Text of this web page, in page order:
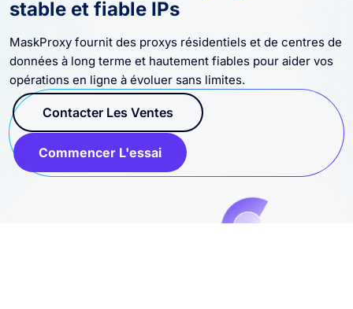
stable et fiable IPs
MaskProxy fournit des proxys résidentiels et de centres de
données à long terme et hautement fiables pour aider vos
opérations en ligne à évoluer sans limites.
Contacter Les Ventes
Commencer L'essai